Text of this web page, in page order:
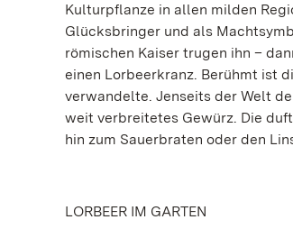
Kulturpflanze in allen milden
Glücksbringer und als
römischen Kaiser trugen ihn –
einen Lorbeerkranz. Berühmt ist
verwandelte. Jenseits der Welt
weit verbreitetes Gewürz. Die
hin zum Sauerbraten oder den
LORBEER IM GARTEN